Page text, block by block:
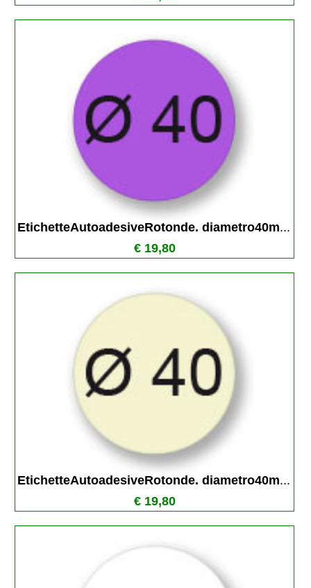
EtichetteAutoadesiveRotonde. diametro40m...
€ 19,80
EtichetteAutoadesiveRotonde. diametro40m...
€ 19,80